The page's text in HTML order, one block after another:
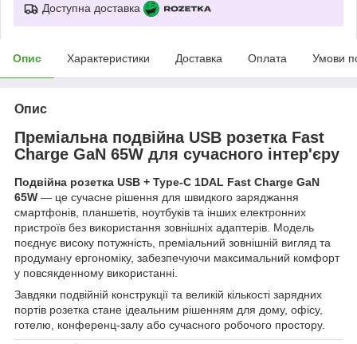
Доступна доставка
Опис Характеристики Доставка Оплата Умови
Опис
Преміальна подвійна USB розетка Fast
Charge GaN 65W для сучасного інтер'єру
Подвійна розетка USB + Type-C 1DAL Fast Charge GaN
65W — це сучасне рішення для швидкого заряджання
смартфонів, планшетів, ноутбуків та інших електронних
пристроїв без використання зовнішніх адаптерів. Модель
поєднує високу потужність, преміальний зовнішній вигляд та
продуману ергономіку, забезпечуючи максимальний комфорт
у повсякденному використанні.
Завдяки подвійній конструкції та великій кількості зарядних
портів розетка стане ідеальним рішенням для дому, офісу,
готелю, конференц-залу або сучасного робочого простору.